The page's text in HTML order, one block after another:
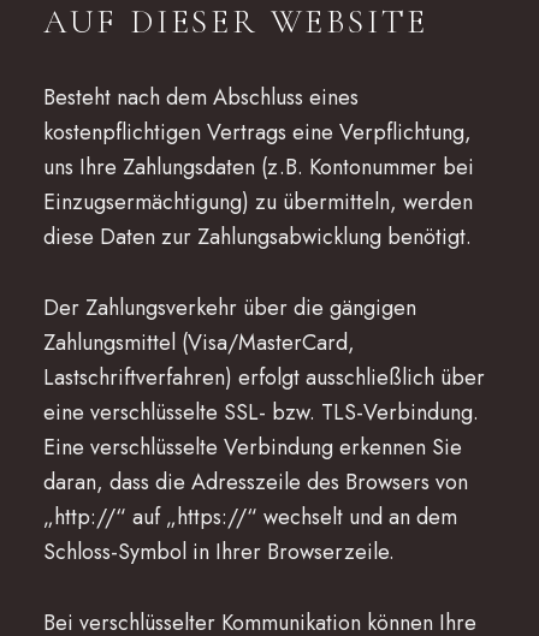
AUF DIESER WEBSITE
Besteht nach dem Abschluss eines
kostenpflichtigen Vertrags eine Verpflichtung,
uns Ihre Zahlungsdaten (z.B. Kontonummer bei
Einzugsermächtigung) zu übermitteln, werden
diese Daten zur Zahlungsabwicklung benötigt.
Der Zahlungsverkehr über die gängigen
Zahlungsmittel (Visa/MasterCard,
Lastschriftverfahren) erfolgt ausschließlich über
eine verschlüsselte SSL- bzw. TLS-Verbindung.
Eine verschlüsselte Verbindung erkennen Sie
daran, dass die Adresszeile des Browsers von
„http://“ auf „https://“ wechselt und an dem
Schloss-Symbol in Ihrer Browserzeile.
Bei verschlüsselter Kommunikation können Ihre